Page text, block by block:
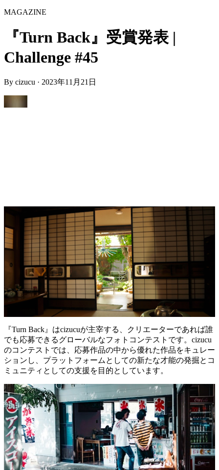
MAGAZINE
『Turn Back』受賞発表 |
Challenge #45
By cizucu · 2023年11月21日
『Turn Back』はcizucuが主宰する、クリエーターであれば誰
でも応募できるグローバルなフォトコンテストです。cizucu
のコンテストでは、応募作品の中から優れた作品をキュレー
ションし、プラットフォームとしての新たな才能の発掘とコ
ミュニティとしての支援を目的としています。